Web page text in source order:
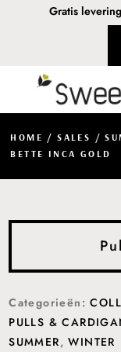
Gratis
HOME /SALES /
BETTE INCA GOLD
Categorieën:
PULLS &
SUMMER,WINTER